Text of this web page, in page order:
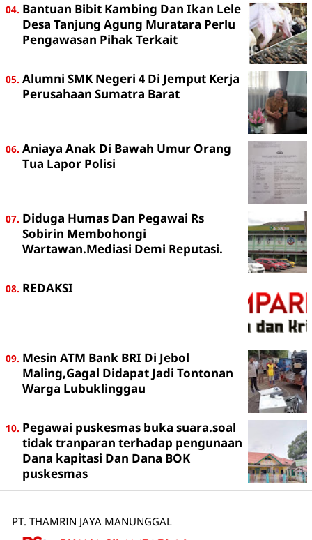
Bantuan Bibit Kambing Dan Ikan Lele
Desa Tanjung Agung Muratara Perlu
Pengawasan Pihak Terkait
Alumni SMK Negeri 4 Di Jemput Kerja
Perusahaan Sumatra Barat
Aniaya Anak Di Bawah Umur Orang
Tua Lapor Polisi
Diduga Humas Dan Pegawai Rs
Sobirin Membohongi
Wartawan.Mediasi Demi Reputasi.
REDAKSI
Mesin ATM Bank BRI Di Jebol
Maling,Gagal Didapat Jadi Tontonan
Warga Lubuklinggau
Pegawai puskesmas buka suara.soal
tidak tranparan terhadap pengunaan
Dana kapitasi Dan Dana BOK
puskesmas
PT. THAMRIN JAYA MANUNGGAL